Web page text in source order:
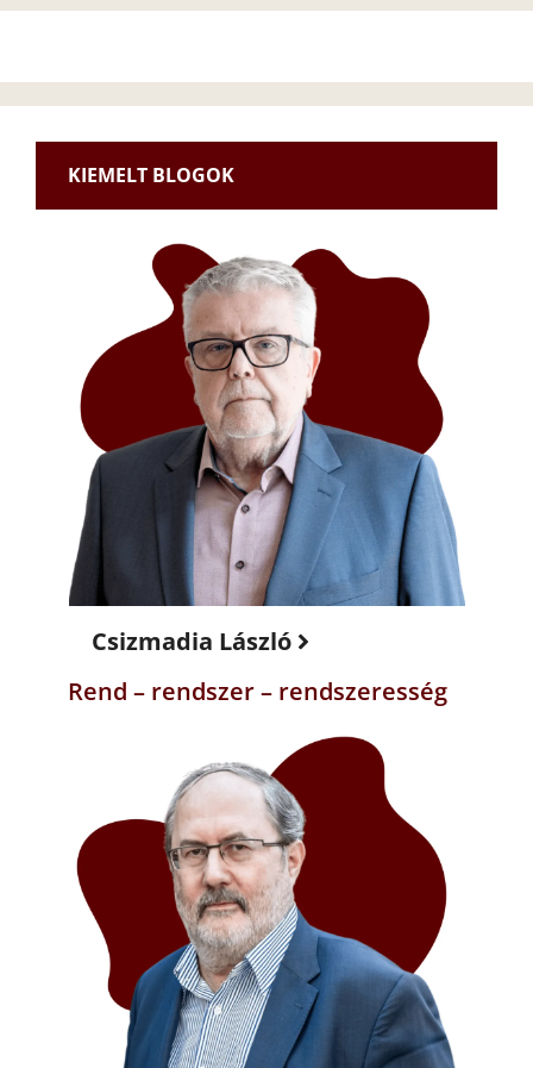
KIEMELT BLOGOK
Csizmadia László
Rend – rendszer – rendszeresség